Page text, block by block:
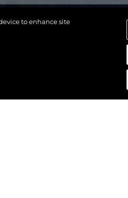
to enhance site